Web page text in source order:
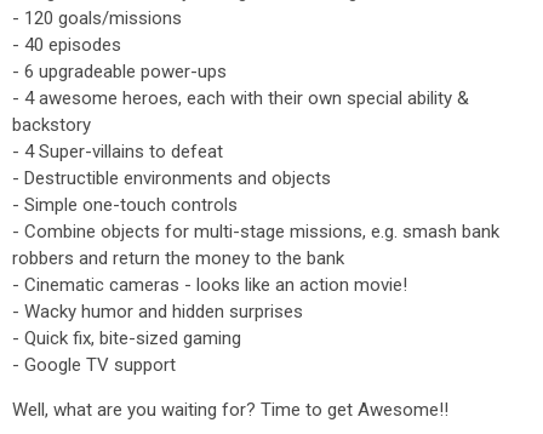
- 120 goals/missions
- 40 episodes
- 6 upgradeable power-ups
- 4 awesome heroes, each with their own special ability &
backstory
- 4 Super-villains to defeat
- Destructible environments and objects
- Simple one-touch controls
- Combine objects for multi-stage missions, e.g. smash bank
robbers and return the money to the bank
- Cinematic cameras - looks like an action movie!
- Wacky humor and hidden surprises
- Quick fix, bite-sized gaming
- Google TV support
Well, what are you waiting for? Time to get Awesome!!